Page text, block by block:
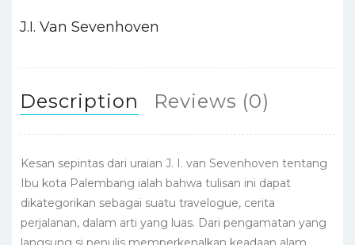
o
p
J.I. Van Sevenhoven
Description Reviews (0)
Kesan sepintas dari uraian J. I. van Sevenhoven tentang
Ibu kota Palembang ialah bahwa tulisan ini dapat
dikategorikan sebagai suatu travelogue, cerita
perjalanan, dalam arti yang luas. Dari pengamatan yang